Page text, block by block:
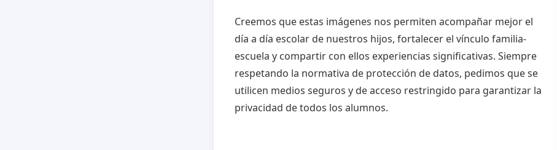
Creemos que estas imágenes nos permiten acompañar mejor el
día a día escolar de nuestros hijos, fortalecer el vínculo familia-
escuela y compartir con ellos experiencias significativas. Siempre
respetando la normativa de protección de datos, pedimos que se
utilicen medios seguros y de acceso restringido para garantizar la
privacidad de todos los alumnos.